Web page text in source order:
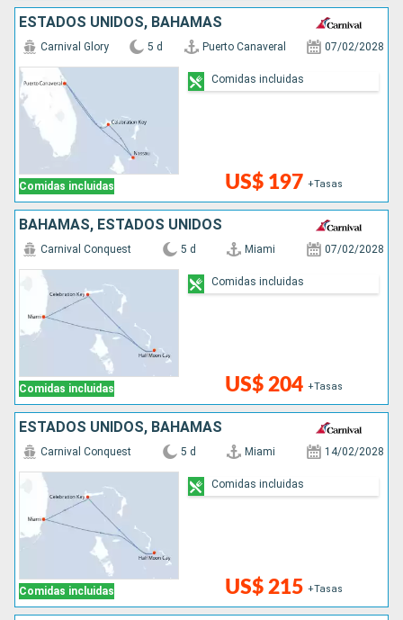
ESTADOS UNIDOS, BAHAMAS
Comidas incluidas
Carnival Glory 5 d Puerto Canaveral 07/02/2028
US$ 197 +Tasas
Comidas incluidas
BAHAMAS, ESTADOS UNIDOS
Comidas incluidas
Carnival Conquest 5 d Miami 07/02/2028
US$ 204 +Tasas
Comidas incluidas
ESTADOS UNIDOS, BAHAMAS
Comidas incluidas
Carnival Conquest 5 d Miami 14/02/2028
US$ 215 +Tasas
Comidas incluidas